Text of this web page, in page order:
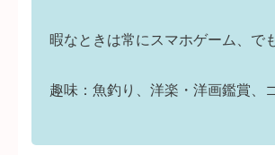
暇なときは常にスマホゲーム、で
趣味：魚釣り、洋楽・洋画鑑賞、